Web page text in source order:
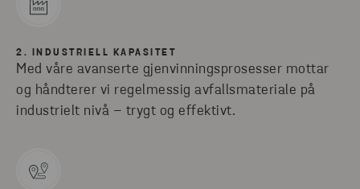
2. INDUSTRIELL KAPASITET
Med våre avanserte gjenvinningsprosesser mottar
og håndterer vi regelmessig avfallsmateriale på
industrielt nivå – trygt og effektivt.